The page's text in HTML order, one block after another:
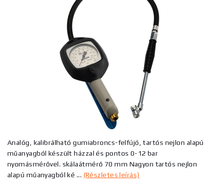
Analóg, kalibrálható gumiabroncs-felfújó, tartós nejlon alapú
műanyagból készült házzal és pontos 0-12 bar
nyomásmérővel. skálaátmérő 70 mm Nagyon tartós nejlon
alapú műanyagból ké ... (Részletes leírás)